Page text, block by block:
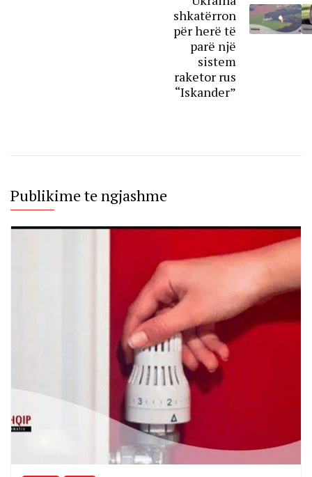
shkatërron
për herë të
parë një
sistem
raketor rus
“Iskander”
Publikime te ngjashme